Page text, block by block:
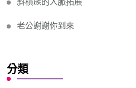
老公謝謝你到來
分類